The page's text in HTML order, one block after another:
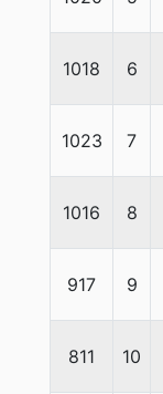
1018 6
1023 7
1016 8
917 9
811 10